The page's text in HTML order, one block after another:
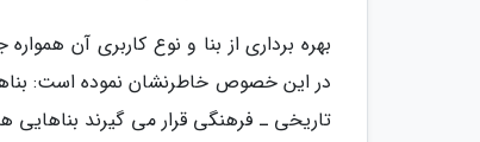
بهره برداری از بنا و نوع کاربری آن
در این خصوص خاطرنشان نموده است:
تاریخی ـ فرهنگی قرار می گیرند